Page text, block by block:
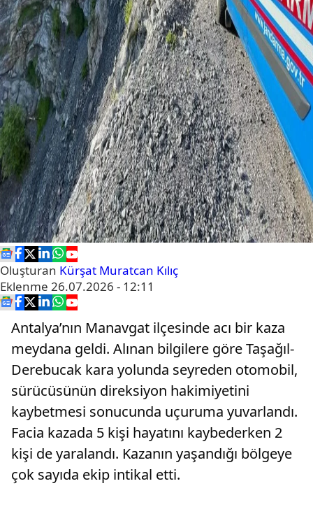
Oluşturan Kürşat Muratcan Kılıç
Eklenme 26.07.2026 - 12:11
Antalya’nın Manavgat ilçesinde acı bir kaza
meydana geldi. Alınan bilgilere göre Taşağıl-
Derebucak kara yolunda seyreden otomobil,
sürücüsünün direksiyon hakimiyetini
kaybetmesi sonucunda uçuruma yuvarlandı.
Facia kazada 5 kişi hayatını kaybederken 2
kişi de yaralandı. Kazanın yaşandığı bölgeye
çok sayıda ekip intikal etti.